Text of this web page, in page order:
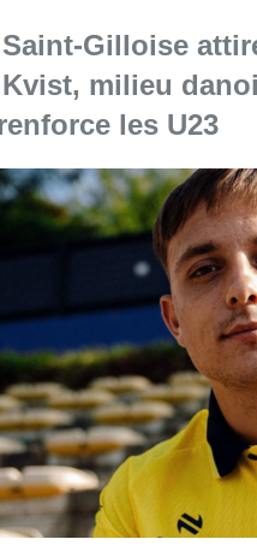
Saint-Gilloise
milieu
les U23